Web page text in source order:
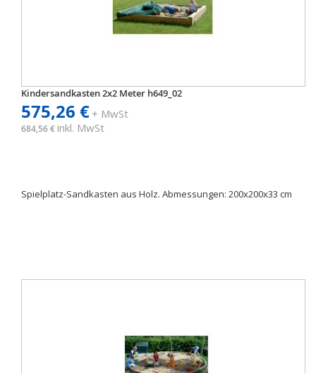
Kindersandkasten 2x2 Meter h649_02
575,26 €+ MwSt
684,56 € inkl. MwSt
Spielplatz-Sandkasten aus Holz. Abmessungen: 200x200x33 cm